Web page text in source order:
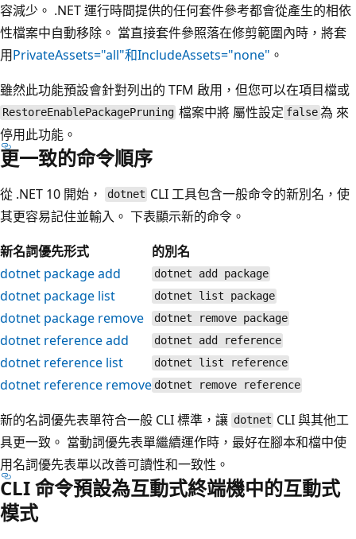
容減少。 .NET 運行時間提供的任何套件參考都會從產生的相依
性檔案中自動移除。 當直接套件參照落在修剪範圍內時，將套
用PrivateAssets="all"和IncludeAssets="none" 。
雖然此功能預設會針對列出的 TFM 啟用，但您可以在項目檔或
RestoreEnablePackagePruning 檔案中將 屬性設定 false為 來
停用此功能。
更一致的命令順序
從 .NET 10 開始， dotnet CLI 工具包含一般命令的新別名，使
其更容易記住並輸入。 下表顯示新的命令。
新名詞優先形式
的別名
dotnet package add
dotnet add package
dotnet package list dotnet list package
dotnet package remove dotnet remove package
dotnet reference add dotnet add reference
dotnet reference list dotnet list reference
dotnet reference remove dotnet remove reference
新的名詞優先表單符合一般 CLI 標準，讓 dotnet CLI 與其他工
具更一致。 當動詞優先表單繼續運作時，最好在腳本和檔中使
用名詞優先表單以改善可讀性和一致性。
CLI 命令預設為互動式終端機中的互動式
模式